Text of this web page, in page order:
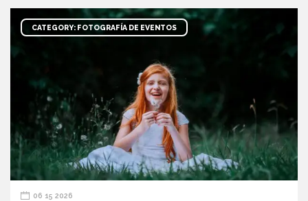
CATEGORY: FOTOGRAFÍA DE EVENTOS
06 15 2026